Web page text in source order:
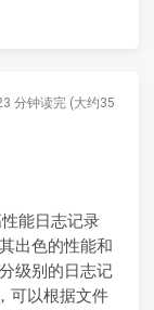
分钟读完 (大约3518个
能日志记录
出色的性能和
级别的日志记
可以根据文件